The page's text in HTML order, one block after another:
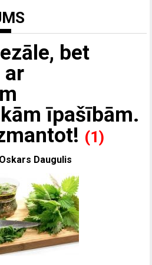
bet
ar
īpašībām.
(1)
Oskars Daugulis